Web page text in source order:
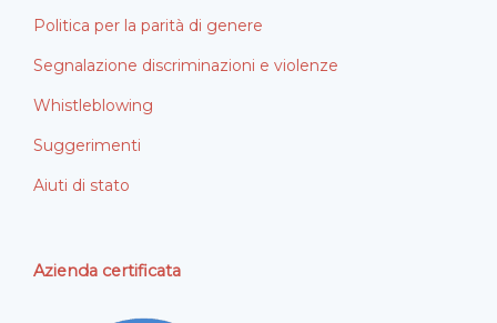
Politica per la parità di genere
Segnalazione discriminazioni e violenze
Whistleblowing
Suggerimenti
Aiuti di stato
Azienda certificata